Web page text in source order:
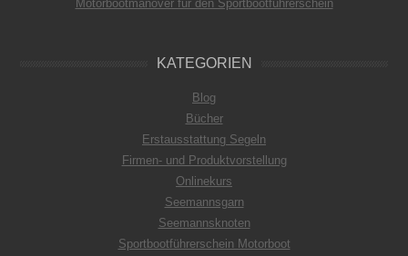
Motorbootmanöver für den Sportbootführerschein
KATEGORIEN
Blog
Bücher
Erstausstattung Segeln
Firmen- und Produktvorstellung
Onlinekurs
Seemannsgarn
Seemannsknoten
Sportbootführerschein Motorboot